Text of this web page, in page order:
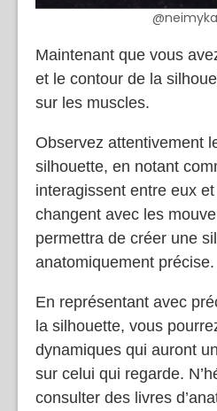
Maintenant que vous
et le contour de la
sur les muscles.
Observez attentivement
silhouette, en notant
interagissent entre eux
changent avec les
permettra de créer une
anatomiquement précise.
En représentant avec
la silhouette, vous
dynamiques qui auront
sur celui qui regarde.
consulter des livres